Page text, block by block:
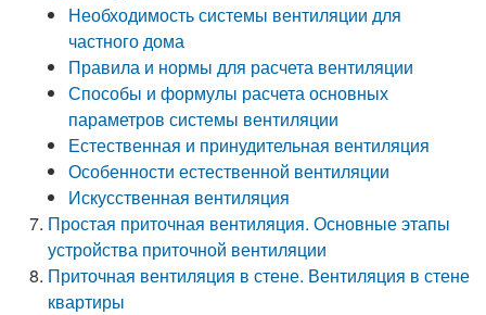
Необходимость системы вентиляции для
частного дома
Правила и нормы для расчета вентиляции
Способы и формулы расчета основных
параметров системы вентиляции
Естественная и принудительная вентиляция
Особенности естественной вентиляции
Искусственная вентиляция
Простая приточная вентиляция. Основные этапы
устройства приточной вентиляции
Приточная вентиляция в стене. Вентиляция в стене
квартиры